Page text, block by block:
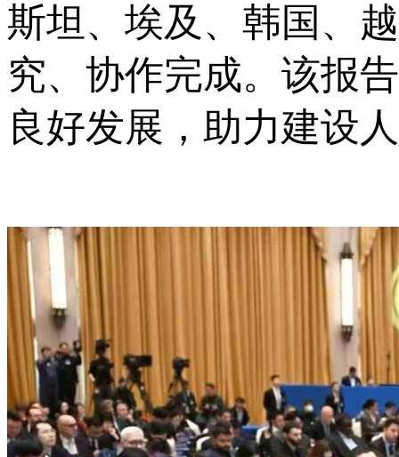
斯坦、埃及、韩国、
究、协作完成。该报
良好发展，助力建设